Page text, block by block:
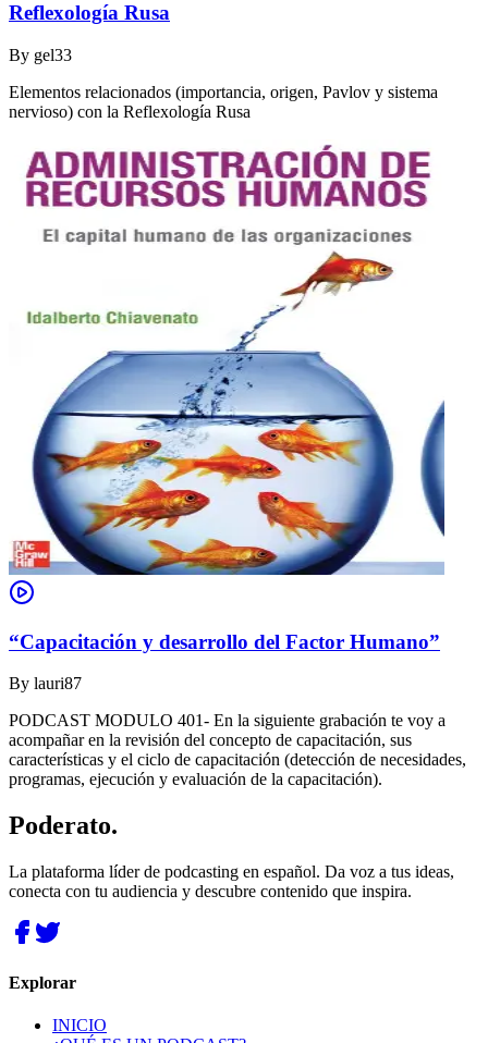
Reflexología Rusa
By gel33
Elementos relacionados (importancia, origen, Pavlov y sistema
nervioso) con la Reflexología Rusa
“Capacitación y desarrollo del Factor Humano”
By lauri87
PODCAST MODULO 401- En la siguiente grabación te voy a
acompañar en la revisión del concepto de capacitación, sus
características y el ciclo de capacitación (detección de necesidades,
programas, ejecución y evaluación de la capacitación).
Poderato.
La plataforma líder de podcasting en español. Da voz a tus ideas,
conecta con tu audiencia y descubre contenido que inspira.
Explorar
INICIO